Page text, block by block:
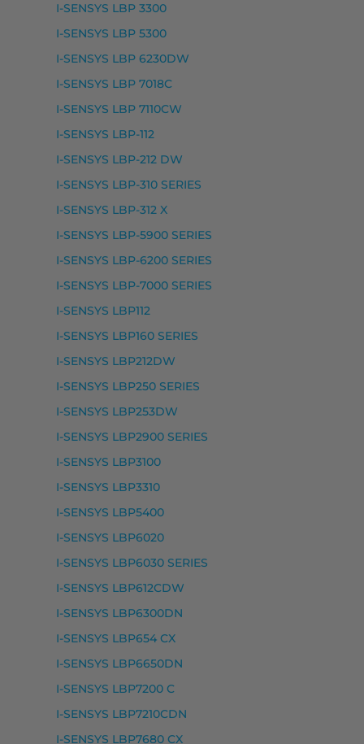
SERIES, LASER SHOT LBP2900, LASER
I-SENSYS MF6560, I-SENSYS MF6560 PL,
LBP 5100
I-SENSYS LBP 3300
I-SENSYS LBP 5300
I-SENSYS LBP 6230DW
I-SENSYS LBP 7018C
I-SENSYS LBP 7110CW
I-SENSYS LBP-112
I-SENSYS LBP-212 DW
I-SENSYS LBP-310 SERIES
I-SENSYS LBP-312 X
I-SENSYS LBP-5900 SERIES
I-SENSYS LBP-6200 SERIES
I-SENSYS LBP-7000 SERIES
I-SENSYS LBP112
I-SENSYS LBP160 SERIES
I-SENSYS LBP212DW
I-SENSYS LBP250 SERIES
I-SENSYS LBP253DW
I-SENSYS LBP2900 SERIES
I-SENSYS LBP3100
I-SENSYS LBP3310
I-SENSYS LBP5400
I-SENSYS LBP6020
I-SENSYS LBP6030 SERIES
I-SENSYS LBP612CDW
I-SENSYS LBP6300DN
I-SENSYS LBP654 CX
I-SENSYS LBP6650DN
I-SENSYS LBP7200 C
I-SENSYS LBP7210CDN
I-SENSYS LBP7680 CX